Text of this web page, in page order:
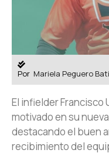
Por Mariela Peguero
El infielder
motivado en su
destacando el buen
recibimiento del